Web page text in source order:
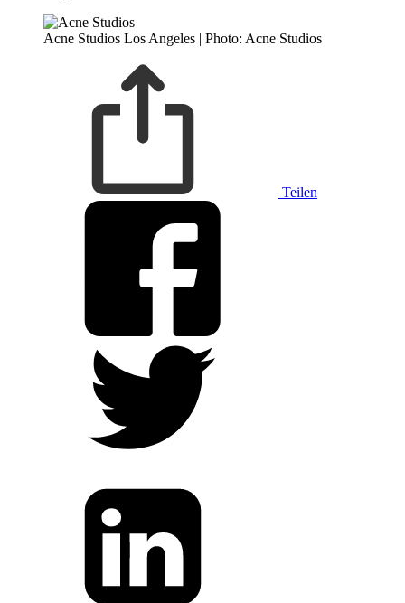
Acne Studios Los Angeles | Photo: Acne Studios
Teilen